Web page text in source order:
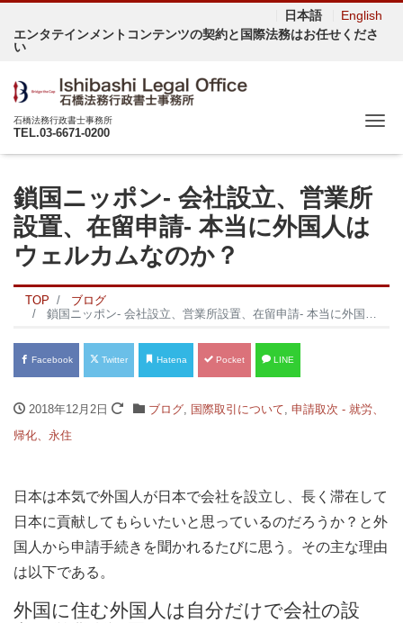
日本語
English
エンタテインメントコンテンツの契約と国際法務はお任せくださ
い
石橋法務行政書士事務所
TEL.03-6671-0200
鎖国ニッポン- 会社設立、営業所
設置、在留申請- 本当に外国人は
ウェルカムなのか？
TOP
ブログ
鎖国ニッポン- 会社設立、営業所設置、在留申請- 本当に外国人はウェルカムなのか？
Facebook Twitter Hatena Pocket LINE
2018年12月2日 ブログ, 国際取引について, 申請取次 - 就労、
帰化、永住
日本は本気で外国人が日本で会社を設立し、長く滞在して
日本に貢献してもらいたいと思っているのだろうか？と外
国人から申請手続きを聞かれるたびに思う。その主な理由
は以下である。
外国に住む外国人は自分だけで会社の設